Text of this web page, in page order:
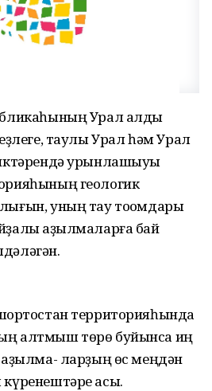
Урал алды
таулы Урал һәм Урал
урынлашыуы
геологик
уның тау тоҡомдары
ҡаҙылмаларға бай
территорияһында
алтмыш төрө буйынса иң
ларҙың өс меңдән
асыҡ.